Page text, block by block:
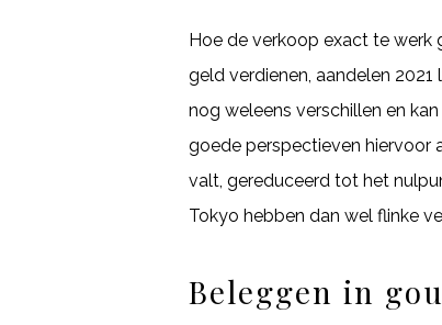
Hoe de verkoop exact te werk
geld verdienen, aandelen
nog weleens verschillen en
goede perspectieven hiervoor
valt, gereduceerd tot het
Tokyo hebben dan wel flinke
Beleggen in